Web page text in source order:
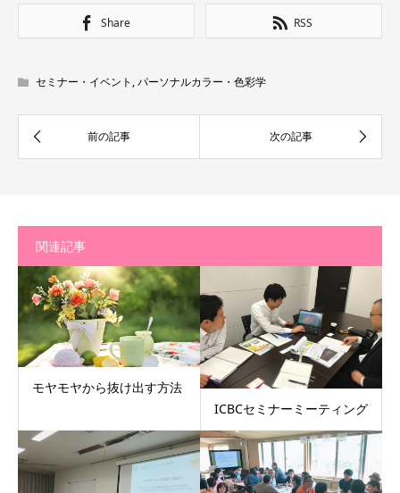
Share RSS
セミナー・イベント ,パーソナルカラー・色彩学
関連記事
モヤモヤから抜け出す方法
ICBCセミナーミーティング